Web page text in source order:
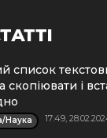
список
і
Наука 17:49,